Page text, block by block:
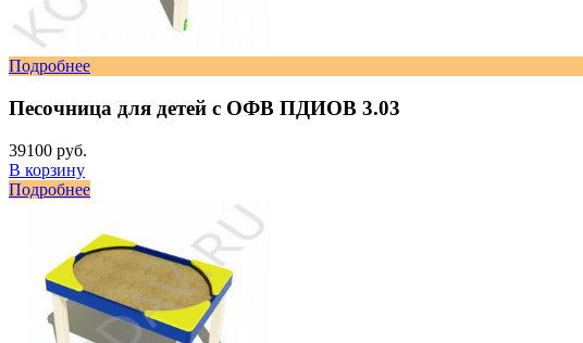
Подробнее
Песочница для детей с ОФВ ПДИОВ 3.03
39100 руб.
В корзину
Подробнее